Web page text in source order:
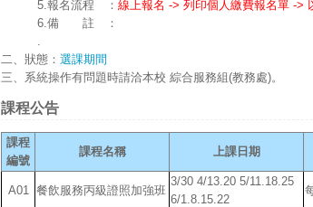
5.報名流程 ： 線上報名 -> 列印個人繳費報名單 ->
6.備 註 ：
.
二、狀態： 選課期間
三、系統操作有問題時請洽本校 綜合服務組(教務處)。
課程公告
課程
編號
課程名稱 上課日期
A01 餐飲服務丙級證照加強班
3/30 4/13.20 5/11.18.25
6/1.8.15.22